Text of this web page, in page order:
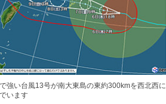
強い台風13号が南大東島の東約300kmを西北西に
います